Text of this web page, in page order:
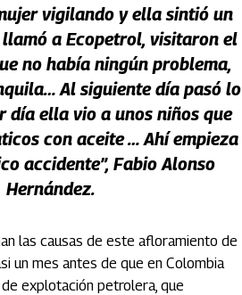
vigilando y ella sintió un
a Ecopetrol, visitaron el
no había ningún problema,
Al siguiente día pasó lo
día ella vio a unos niños que
con aceite … Ahí empieza
accidente”, Fabio Alonso
Hernández.
las causas de este afloramiento de
un mes antes de que en Colombia
explotación petrolera, que